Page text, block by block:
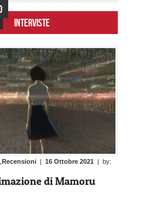
INTERVISTE
Recensioni | 16 Ottobre 2021 | by:
di Mamoru